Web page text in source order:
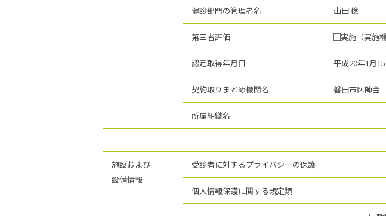
健診部門の管理者名 山田 稔
第三者評価 実施（実施
認定取得年月日 平成20年1月
契約取りまとめ機関名 磐田市医師会
所属組織名
施設および
設備情報
受診者に対するプライバシーの保護
個人情報保護に関する規定類